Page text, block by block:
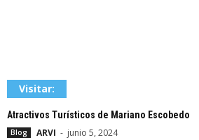
Visitar:
Atractivos Turísticos de Mariano Escobedo
Blog ARVI - junio 5, 2024